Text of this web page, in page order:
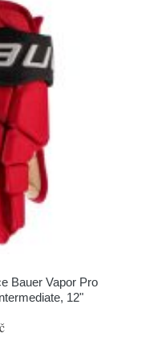
Bauer Vapor Pro
12"